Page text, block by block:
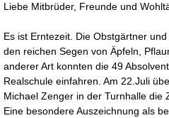
Liebe Mitbrüder, Freunde und
Es ist Erntezeit. Die Obstgärtner
den reichen Segen von Äpfeln,
anderer Art konnten die 49
Realschule einfahren. Am 22.Juli
Michael Zenger in der Turnhalle die
Eine besondere Auszeichnung als